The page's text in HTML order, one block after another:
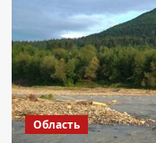
Область